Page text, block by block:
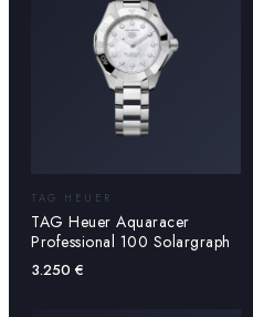
TAG HEUER
TAG Heuer Aquaracer
Professional 100 Solargraph
3.250 €